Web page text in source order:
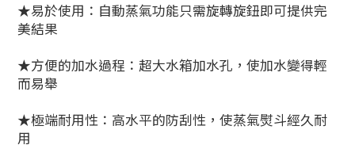
★易於使用：自動蒸氣功能只需旋轉旋鈕即可提供完
美結果
★方便的加水過程：超大水箱加水孔，使加水變得輕
而易舉
★極端耐用性：高水平的防刮性，使蒸氣熨斗經久耐
用